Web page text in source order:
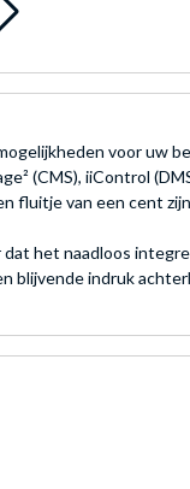
voor uw
(CMS), iiControl
fluitje van een cent
het naadloos
blijvende indruk